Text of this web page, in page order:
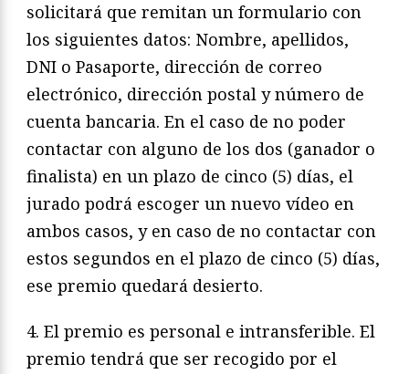
solicitará que remitan un formulario con
los siguientes datos: Nombre, apellidos,
DNI o Pasaporte, dirección de correo
electrónico, dirección postal y número de
cuenta bancaria. En el caso de no poder
contactar con alguno de los dos (ganador o
finalista) en un plazo de cinco (5) días, el
jurado podrá escoger un nuevo vídeo en
ambos casos, y en caso de no contactar con
estos segundos en el plazo de cinco (5) días,
ese premio quedará desierto.
4. El premio es personal e intransferible. El
premio tendrá que ser recogido por el